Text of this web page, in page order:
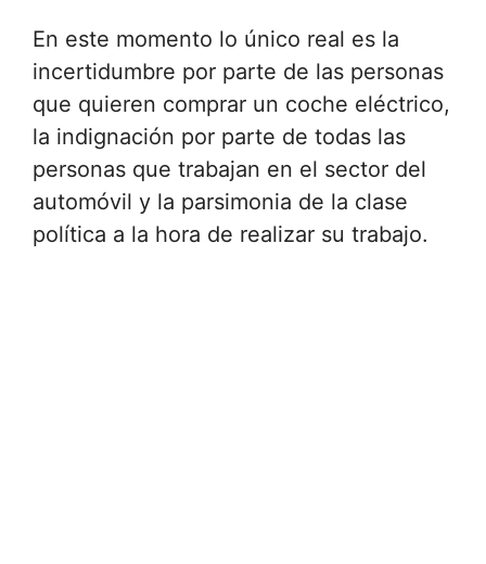
En este momento lo único real es la
incertidumbre por parte de las personas
que quieren comprar un coche eléctrico,
la indignación por parte de todas las
personas que trabajan en el sector del
automóvil y la parsimonia de la clase
política a la hora de realizar su trabajo.